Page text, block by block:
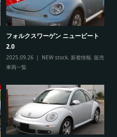
フォルクスワーゲン ニュービート
2.0
2025.09.26 NEW stock, 新着情報, 販売
車両一覧